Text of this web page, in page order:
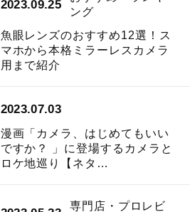
2023.09.25
ング
魚眼レンズのおすすめ12選！ス
マホから本格ミラーレスカメラ
用まで紹介
2023.07.03
漫画「カメラ、はじめてもいい
ですか？ 」に登場するカメラと
ロケ地巡り【ネタ…
専門店・プロレビ